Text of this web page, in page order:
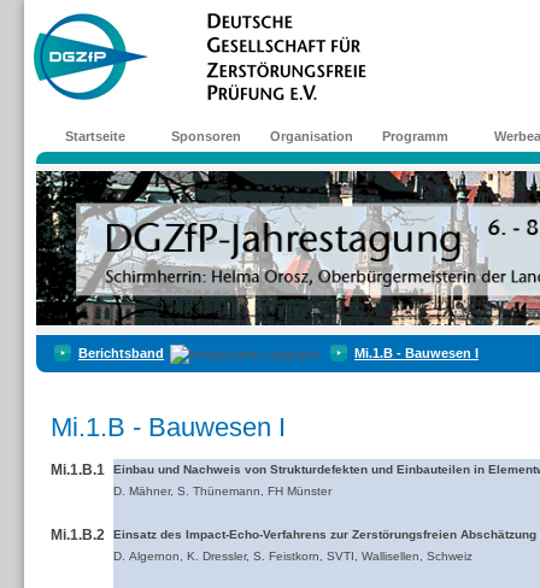
Startseite Sponsoren Organisation Programm
Berichtsband Mi.1.B - Bauwesen I
Mi.1.B - Bauwesen I
Mi.1.B.1
Einbau und Nachweis von Strukturdefekten und Einbauteilen in
D. Mähner, S. Thünemann, FH Münster
Mi.1.B.2
Einsatz des Impact-Echo-Verfahrens zur Zerstörungsfreien
D. Algernon, K. Dressler, S. Feistkorn, SVTI, Wallisellen, Schweiz